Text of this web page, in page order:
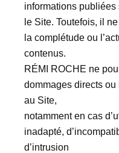
informations publiées
le Site. Toutefois, il
la complétude ou
contenus.
RÉMI ROCHE ne
dommages directs ou
au Site,
notamment en cas
inadapté,
d’intrusion